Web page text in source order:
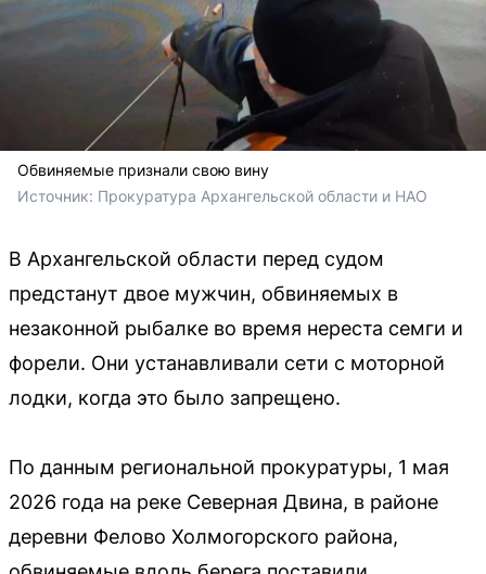
Обвиняемые признали свою вину
Источник: Прокуратура Архангельской области и НАО
В Архангельской области перед судом
предстанут двое мужчин, обвиняемых в
незаконной рыбалке во время нереста семги и
форели. Они устанавливали сети с моторной
лодки, когда это было запрещено.
По данным региональной прокуратуры, 1 мая
2026 года на реке Северная Двина, в районе
деревни Фелово Холмогорского района,